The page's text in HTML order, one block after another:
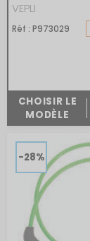
VEPLI
Réf : P973029
CHOISIR LE
MODÈLE
-28%